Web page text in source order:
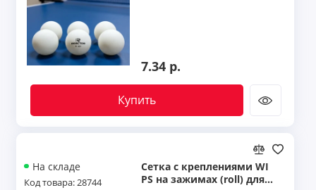
7.34 р.
Купить
На складе
Код товара: 28744
Сетка с креплениями WI
PS на зажимах (roll) для н